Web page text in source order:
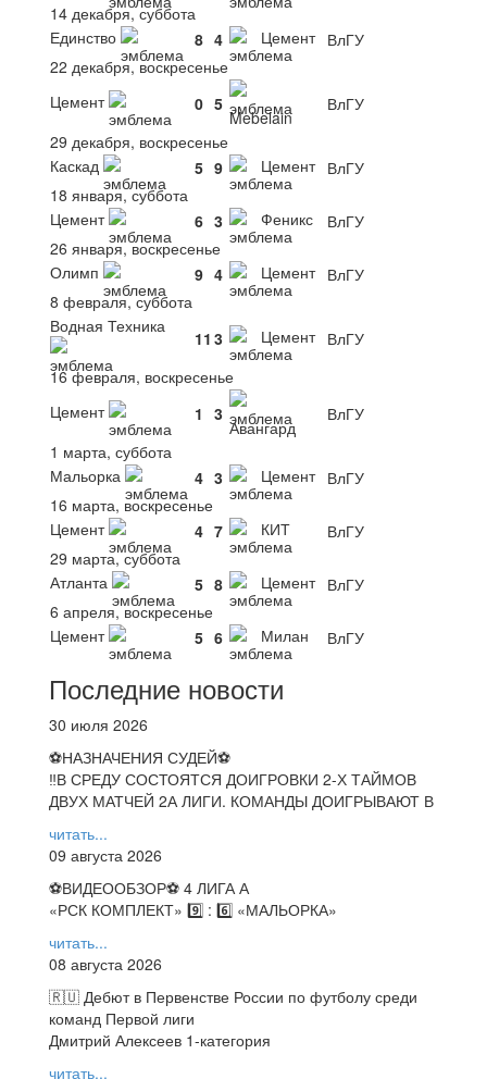
14 декабря, суббота
Единство
8 4 Цемент ВлГУ
22 декабря, воскресенье
Цемент
0 5
Mebelain
ВлГУ
29 декабря, воскресенье
Каскад
5 9 Цемент ВлГУ
18 января, суббота
Цемент
6 3 Феникс
ВлГУ
26 января, воскресенье
Олимп
9 4 Цемент ВлГУ
8 февраля, суббота
Водная Техника
11 3 Цемент ВлГУ
16 февраля, воскресенье
Цемент
1 3
Авангард
ВлГУ
1 марта, суббота
Мальорка
4 3 Цемент ВлГУ
16 марта, воскресенье
Цемент
4 7 КИТ
ВлГУ
29 марта, суббота
Атланта
5 8 Цемент ВлГУ
6 апреля, воскресенье
Цемент
5 6 Милан ВлГУ
Последние новости
30 июля 2026
⚽НАЗНАЧЕНИЯ СУДЕЙ⚽
‼В СРЕДУ СОСТОЯТСЯ ДОИГРОВКИ 2-Х ТАЙМОВ
ДВУХ МАТЧЕЙ 2А ЛИГИ. КОМАНДЫ ДОИГРЫВАЮТ В
читать...
09 августа 2026
⚽️ВИДЕООБЗОР⚽️ 4 ЛИГА А
«РСК КОМПЛЕКТ» 9️⃣ : 6️⃣ «МАЛЬОРКА»
читать...
08 августа 2026
🇷🇺 Дебют в Первенстве России по футболу среди
команд Первой лиги
Дмитрий Алексеев 1-категория
читать...